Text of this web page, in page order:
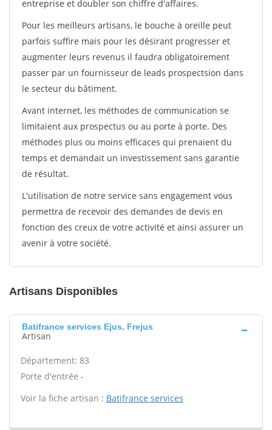
entreprise et doubler son chiffre d'affaires.
Pour les meilleurs artisans, le bouche à oreille peut
parfois suffire mais pour les désirant progresser et
augmenter leurs revenus il faudra obligatoirement
passer par un fournisseur de leads prospectsion dans
le secteur du bâtiment.
Avant internet, les méthodes de communication se
limitaient aux prospectus ou au porte à porte. Des
méthodes plus ou moins efficaces qui prenaient du
temps et demandait un investissement sans garantie
de résultat.
L'utilisation de notre service sans engagement vous
permettra de recevoir des demandes de devis en
fonction des creux de votre activité et ainsi assurer un
avenir à votre société.
Artisans Disponibles
Batifrance services Ejus, Frejus
Artisan
Département: 83
Porte d'entrée -
Voir la fiche artisan : Batifrance services